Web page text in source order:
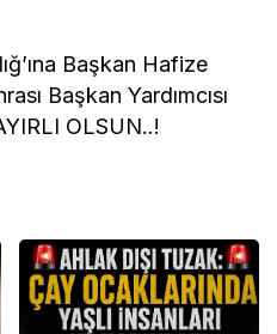
Başkan Hafize
Başkan Yardımcısı
OLSUN..!